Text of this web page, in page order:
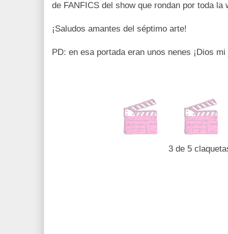
de FANFICS del show que rondan por toda la
¡Saludos amantes del séptimo arte!
PD: en esa portada eran unos nenes ¡Dios
3 de 5